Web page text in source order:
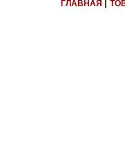
ГЛАВНАЯ |